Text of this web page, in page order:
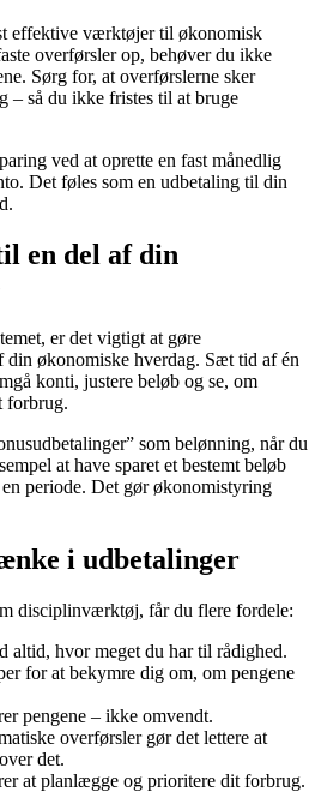
effektive værktøjer til økonomisk
overførsler op, behøver du ikke
Sørg for, at overførslerne sker
– så du ikke fristes til at bruge
ved at oprette en fast månedlig
Det føles som en udbetaling til din
en del af din
er det vigtigt at gøre
din økonomiske hverdag. Sæt tid af én
konti, justere beløb og se, om
forbrug.
som belønning, når du
at have sparet et bestemt beløb
periode. Det gør økonomistyring
i udbetalinger
disciplinværktøj, får du flere fordele:
altid, hvor meget du har til rådighed.
for at bekymre dig om, om pengene
pengene – ikke omvendt.
overførsler gør det lettere at
det.
at planlægge og prioritere dit forbrug.